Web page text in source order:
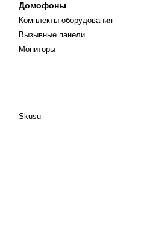
Домофоны
Комплекты оборудования
Вызывные панели
Мониторы
Skusu